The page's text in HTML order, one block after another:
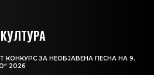
КУЛТУРА
ЗА НЕОБЈАВЕНА ПЕСНА НА 9.
2026